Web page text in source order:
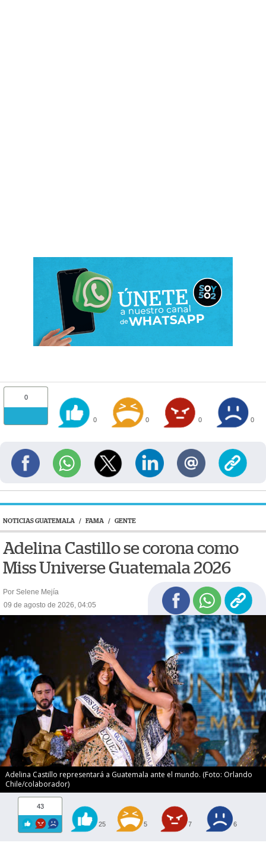
0
0 0 0 0
NOTICIAS GUATEMALA / FAMA / GENTE
Adelina Castillo se corona como
Miss Universe Guatemala 2026
Por Selene Mejía
09 de agosto de 2026, 04:05
Adelina Castillo representará a Guatemala ante el mundo. (Foto: Orlando
Chile/colaborador)
43
25 5 7 6